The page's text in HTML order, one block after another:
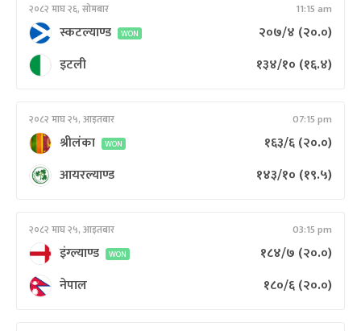
२०८२ माघ २६, सोमबार 11:15 am
स्कटल्याण्ड WON २०७/४ (२०.०)
इटली
१३४/१० (१६.४)
२०८२ माघ २५, आइतबार 07:15 pm
श्रीलंका WON १६३/६(२०.०)
आयरल्याण्ड
१४३/१० (१९.५)
२०८२ माघ २५, आइतबार 03:15 pm
इंग्ल्याण्ड WON १८४/७ (२०.०)
नेपाल
१८०/६(२०.०)